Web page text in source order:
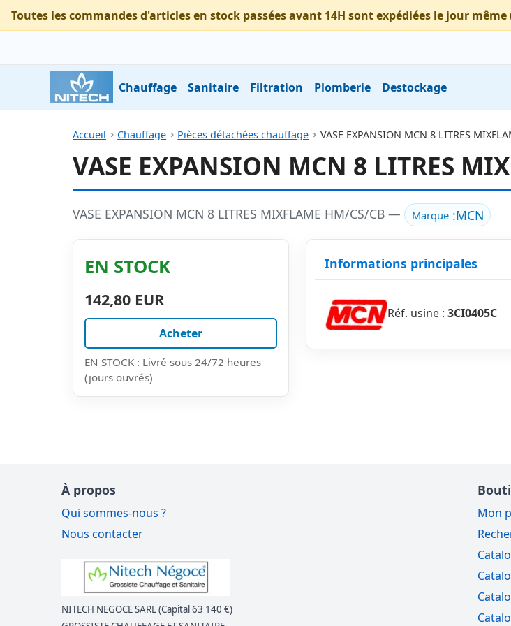
Toutes les commandes d'articles en stock passées avant 14H sont expédiées le jour
Chauffage Sanitaire Filtration Plomberie Destockage
Accueil Chauffage Pièces détachées chauffage VASE EXPANSION MCN 8 LITRES
VASE EXPANSION MCN 8 LITRES
VASE EXPANSION MCN 8 LITRES MIXFLAME HM/CS/CB — Marque:MCN
EN STOCK
142,80 EUR
Acheter
EN STOCK : Livré sous 24/72 heures
(jours ouvrés)
Informations principales
Réf. usine : 3CI0405C
À propos
Qui sommes-nous ?
Nous contacter
NITECH NEGOCE SARL (Capital 63 140 €)
Mon